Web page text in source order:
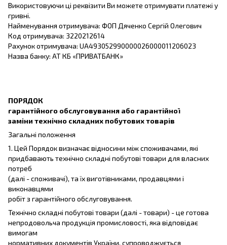
Використовуючи ці реквізити Ви можете отримувати платежі у
гривні.
Найменування отримувача: ФОП Дяченко Сергій Олегович
Код отримувача: 3220212614
Рахунок отримувача: UA493052990000026000011206023
Назва банку: АТ КБ «ПРИВАТБАНК»
ПОРЯДОК
гарантійного обслуговування або гарантійної
заміни технічно складних побутових товарів
Загальні положення
1. Цей Порядок визначає відносини між споживачами, які
придбавають технічно складні побутові товари для власних
потреб
(далі - споживачі), та їх виготівниками, продавцями і
виконавцями
робіт з гарантійного обслуговування.
Технічно складні побутові товари (далі - товари) - це готова
непродовольча продукція промисловості, яка відповідає
вимогам
нормативних документів України, супроводжується